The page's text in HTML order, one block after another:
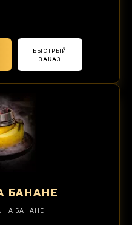
БЫСТРЫЙ
ЗАКАЗ
БАНАНЕ
НА БАНАНЕ